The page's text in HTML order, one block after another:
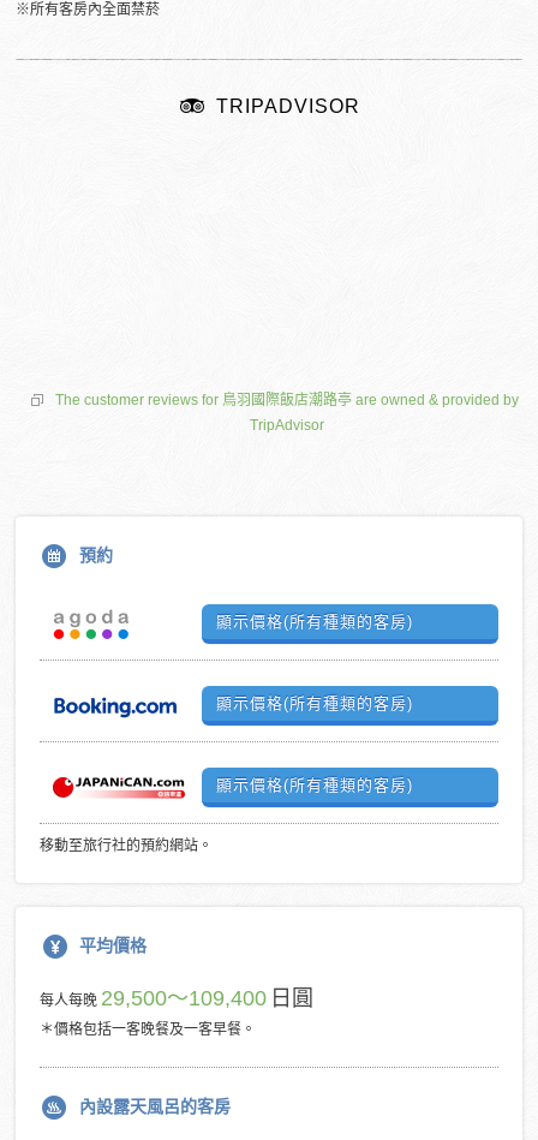
※所有客房內全面禁菸
TRIPADVISOR
The customer reviews for 鳥羽國際飯店潮路亭 are owned & provided by
TripAdvisor
預約
顯示價格(所有種類的客房)
顯示價格(所有種類的客房)
顯示價格(所有種類的客房)
移動至旅行社的預約網站。
平均價格
每人每晚 29,500～109,400 日圓
＊價格包括一客晚餐及一客早餐。
內設露天風呂的客房